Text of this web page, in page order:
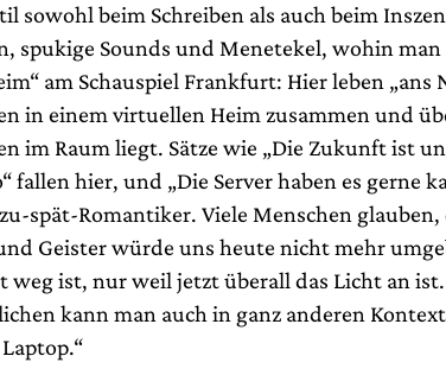
sowohl beim Schreiben als auch beim
spukige Sounds und Menetekel, wohin
am Schauspiel Frankfurt: Hier leben „ans
in einem virtuellen Heim zusammen und
im Raum liegt. Sätze wie „Die Zukunft ist
fallen hier, und „Die Server haben es gerne
spät-Romantiker. Viele Menschen
Geister würde uns heute nicht mehr
weg ist, nur weil jetzt überall das Licht an ist.
kann man auch in ganz anderen